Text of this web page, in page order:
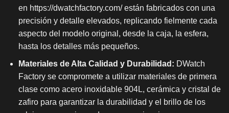
en https://dwatchfactory.com/están fabricados con una
precisión y detalle elevados, replicando fielmente cada
aspecto del modelo original, desde la caja, la esfera,
hasta los detalles más pequeños.
Materiales de Alta Calidad y Durabilidad: DWatch
Factory se compromete a utilizar materiales de primera
clase como acero inoxidable 904L, cerámica y cristal de
zafiro para garantizar la durabilidad y el brillo de los